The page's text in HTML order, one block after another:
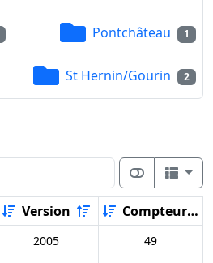
Pontchâteau 1
St Hernin/Gourin 2
Version
Compteur
2005 49